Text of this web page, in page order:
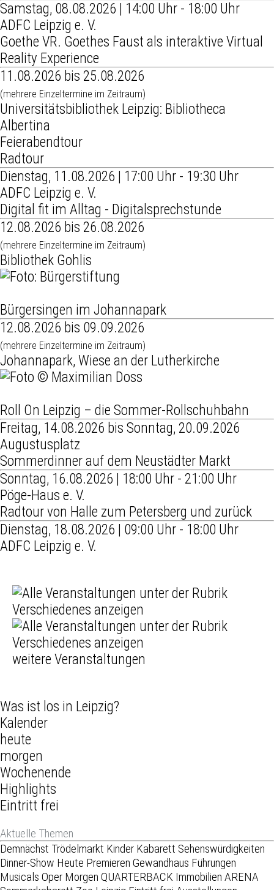
Samstag, 08.08.2026 | 14:00 Uhr - 18:00 Uhr
ADFC Leipzig e. V.
Goethe VR. Goethes Faust als interaktive Virtual
Reality Experience
11.08.2026 bis 25.08.2026
(mehrere Einzeltermine im Zeitraum)
Universitätsbibliothek Leipzig: Bibliotheca
Albertina
Feierabendtour
Radtour
Dienstag, 11.08.2026 | 17:00 Uhr - 19:30 Uhr
ADFC Leipzig e. V.
Digital fit im Alltag - Digitalsprechstunde
12.08.2026 bis 26.08.2026
(mehrere Einzeltermine im Zeitraum)
Bibliothek Gohlis
Bürgersingen im Johannapark
12.08.2026 bis 09.09.2026
(mehrere Einzeltermine im Zeitraum)
Johannapark, Wiese an der Lutherkirche
Roll On Leipzig – die Sommer-Rollschuhbahn
Freitag, 14.08.2026 bis Sonntag, 20.09.2026
Augustusplatz
Sommerdinner auf dem Neustädter Markt
Sonntag, 16.08.2026 | 18:00 Uhr - 21:00 Uhr
Pöge-Haus e. V.
Radtour von Halle zum Petersberg und zurück
Dienstag, 18.08.2026 | 09:00 Uhr - 18:00 Uhr
ADFC Leipzig e. V.
weitere Veranstaltungen
Was ist los in Leipzig?
Kalender
heute
morgen
Wochenende
Highlights
Eintritt frei
Aktuelle Themen
Demnächst Trödelmarkt Kinder Kabarett Sehenswürdigkeiten
Dinner-Show Heute Premieren Gewandhaus Führungen
Musicals Oper Morgen QUARTERBACK Immobilien ARENA